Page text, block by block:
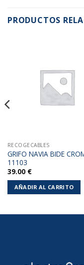
PRODUCTOS
RECOGECABLES
GRIFO NAVIA BIDE
11103
39.00 €
AÑADIR AL CARRITO